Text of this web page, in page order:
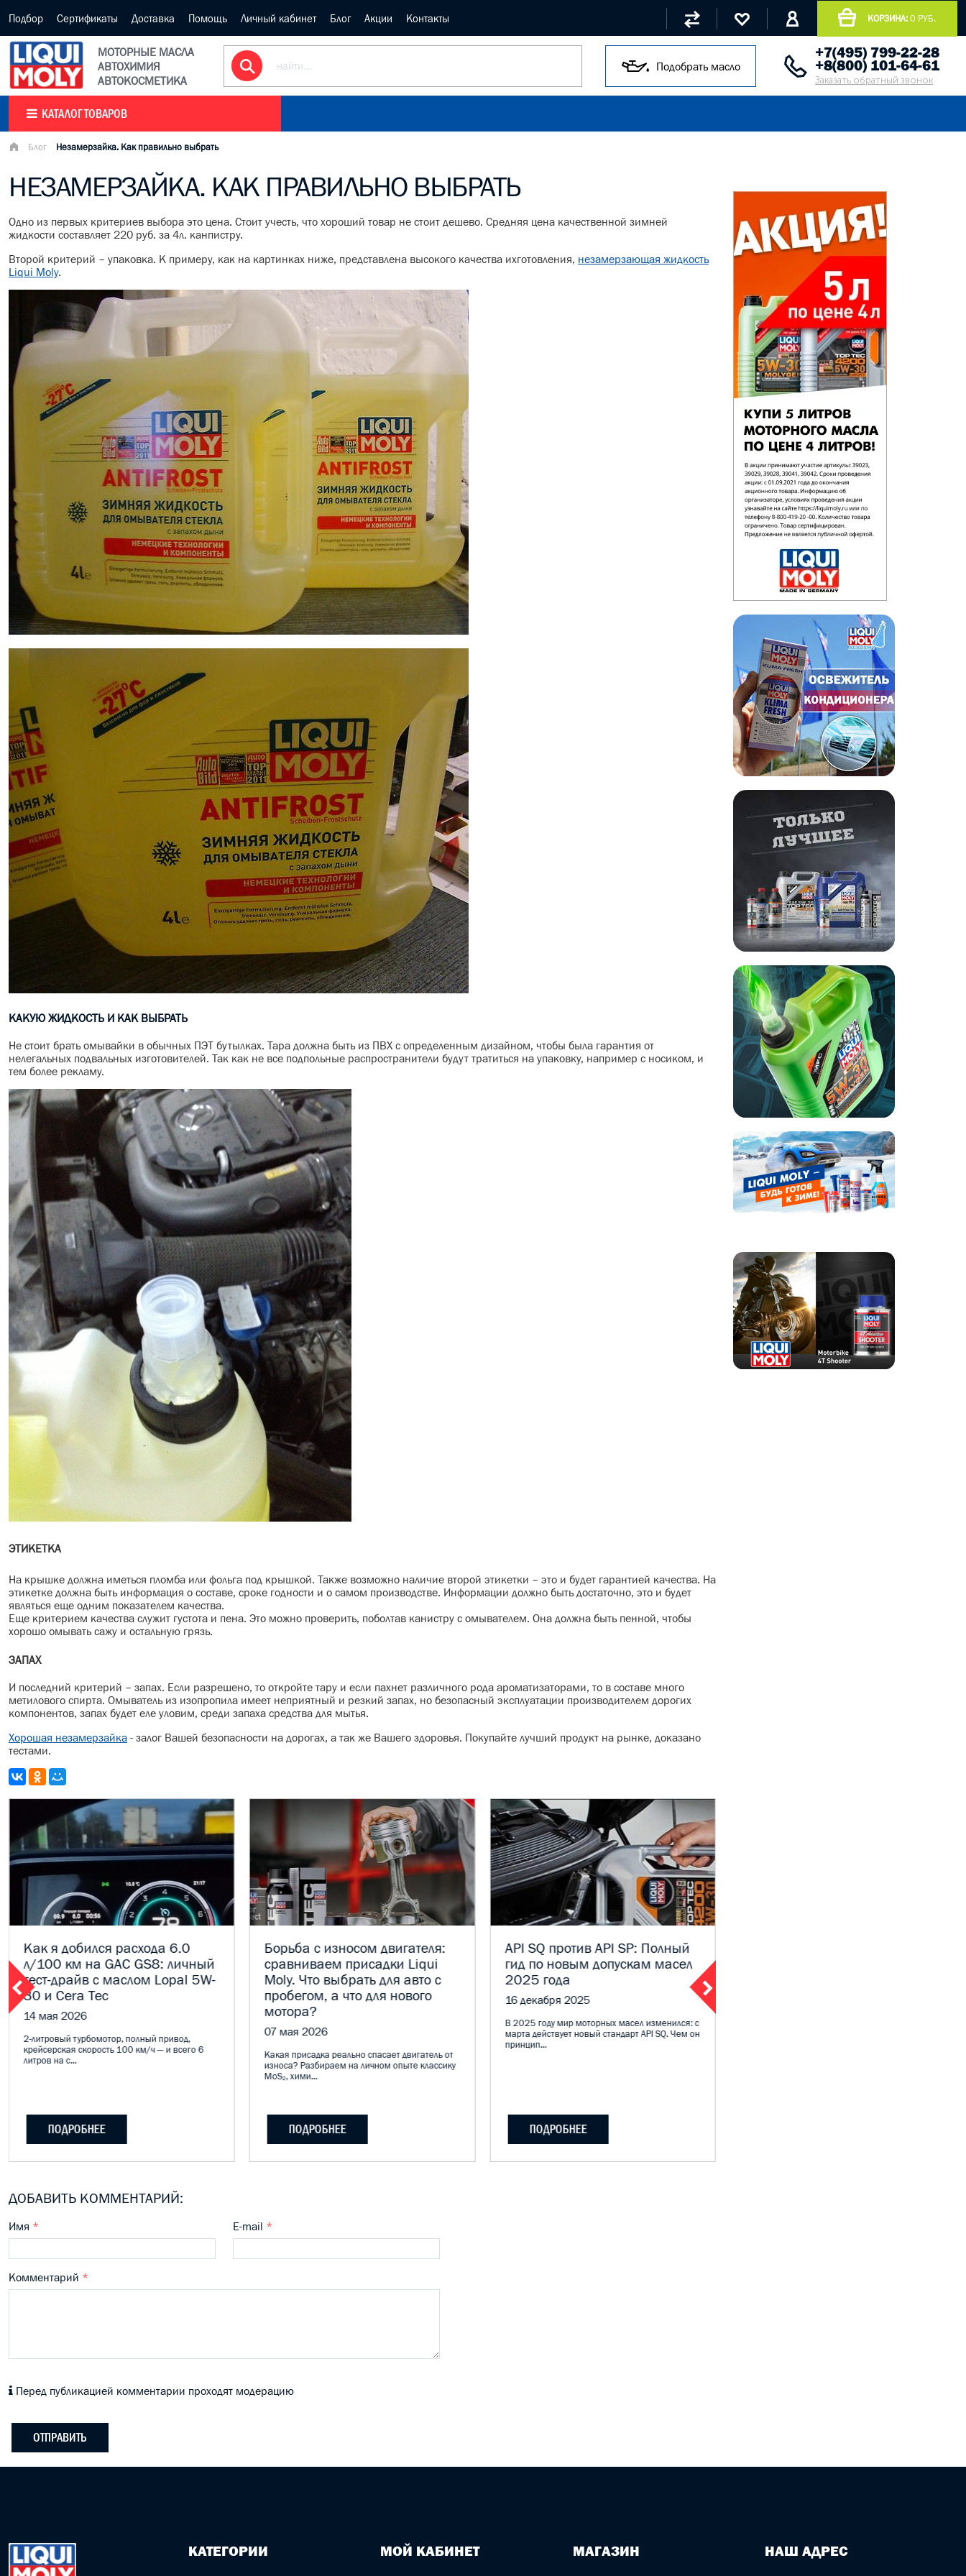
Подбор Сертификаты Доставка Помощь Личный кабинет Блог Акции Контакты КОРЗИНА: 0 РУБ.
МОТОРНЫЕ МАСЛА
АВТОХИМИЯ
АВТОКОСМЕТИКА
Подобрать масло
+7(495) 799-22-28
+8(800) 101-64-61
Заказать обратный звонок
КАТАЛОГ ТОВАРОВ
Блог Незамерзайка. Как правильно выбрать
НЕЗАМЕРЗАЙКА. КАК ПРАВИЛЬНО ВЫБРАТЬ
Одно из первых критериев выбора это цена. Стоит учесть, что хороший товар не стоит дешево. Средняя цена качественной зимней
жидкости составляет 220 руб. за 4л. канпистру.
Второй критерий – упаковка. К примеру, как на картинках ниже, представлена высокого качества ихготовления, незамерзающая жидкость
Liqui Moly.
КАКУЮ ЖИДКОСТЬ И КАК ВЫБРАТЬ
Не стоит брать омывайки в обычных ПЭТ бутылках. Тара должна быть из ПВХ с определенным дизайном, чтобы была гарантия от
нелегальных подвальных изготовителей. Так как не все подпольные распространители будут тратиться на упаковку, например с носиком, и
тем более рекламу.
ЭТИКЕТКА
На крышке должна иметься пломба или фольга под крышкой. Также возможно наличие второй этикетки – это и будет гарантией качества. На
этикетке должна быть информация о составе, сроке годности и о самом производстве. Информации должно быть достаточно, это и будет
являться еще одним показателем качества.
Еще критерием качества служит густота и пена. Это можно проверить, поболтав канистру с омывателем. Она должна быть пенной, чтобы
хорошо омывать сажу и остальную грязь.
ЗАПАХ
И последний критерий – запах. Если разрешено, то откройте тару и если пахнет различного рода ароматизаторами, то в составе много
метилового спирта. Омыватель из изопропила имеет неприятный и резкий запах, но безопасный эксплуатации производителем дорогих
компонентов, запах будет еле уловим, среди запаха средства для мытья.
Хорошая незамерзайка - залог Вашей безопасности на дорогах, а так же Вашего здоровья. Покупайте лучший продукт на рынке, доказано
тестами.
Как я добился расхода 6.0
л/100 км на GAC GS8: личный
тест-драйв с маслом Lopal 5W-
30 и Cera Tec
14 мая 2026
2-литровый турбомотор, полный привод,
крейсерская скорость 100 км/ч — и всего 6
литров на с...
ПОДРОБНЕЕ
Борьба с износом двигателя:
сравниваем присадки Liqui
Moly. Что выбрать для авто с
пробегом, а что для нового
мотора?
07 мая 2026
Какая присадка реально спасает двигатель от
износа? Разбираем на личном опыте классику
MoS₂, хими...
ПОДРОБНЕЕ
API SQ против API SP: Полный
гид по новым допускам масел
2025 года
16 декабря 2025
В 2025 году мир моторных масел изменился: с
марта действует новый стандарт API SQ. Чем он
принцип...
ПОДРОБНЕЕ
ДОБАВИТЬ КОММЕНТАРИЙ:
Имя * E-mail *
Комментарий *
Перед публикацией комментарии проходят модерацию
ОТПРАВИТЬ
КАТЕГОРИИ МОЙ КАБИНЕТ МАГАЗИН НАШ АДРЕС